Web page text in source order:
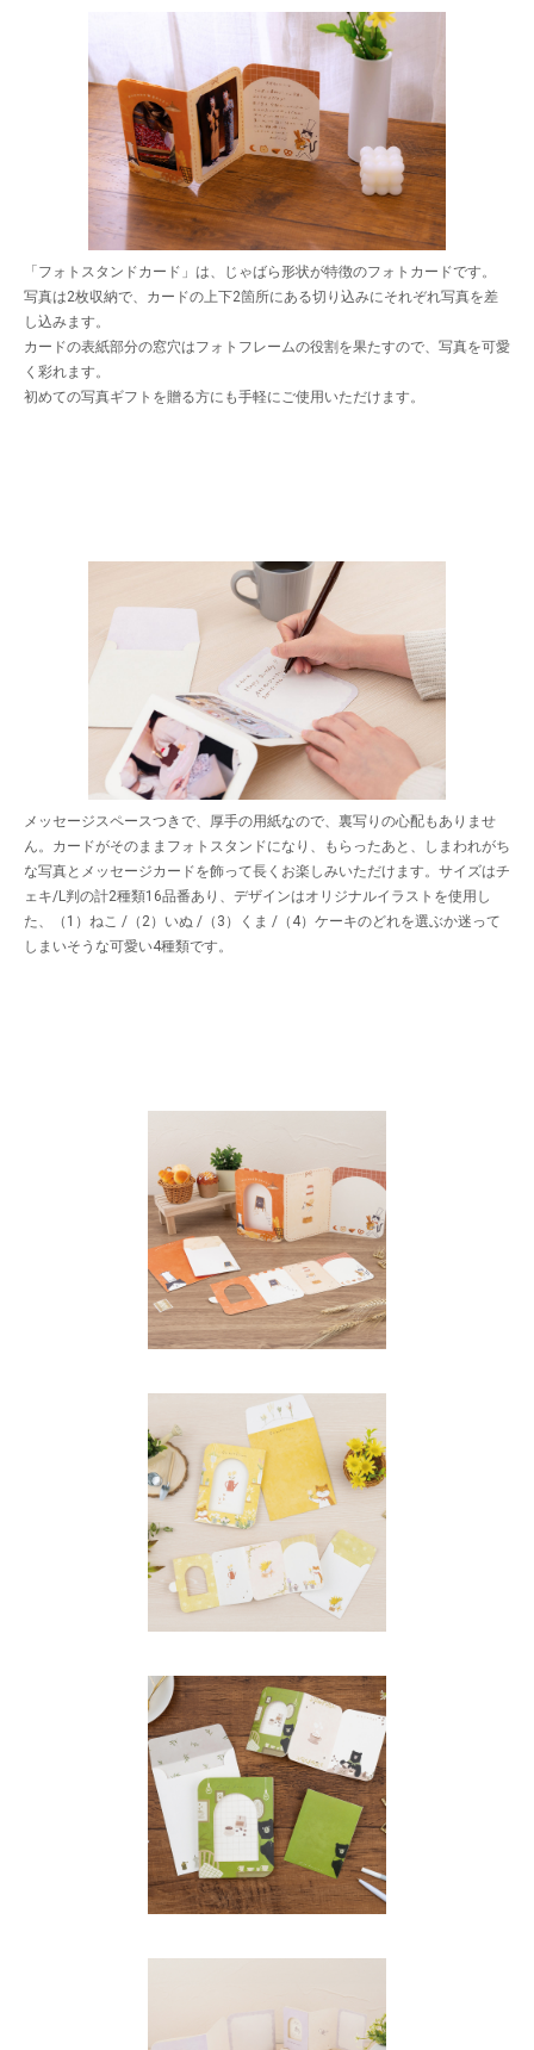
「フォトスタンドカード」は、じゃばら形状が特徴のフォトカードです。
写真は2枚収納で、カードの上下2箇所にある切り込みにそれぞれ写真を差
し込みます。
カードの表紙部分の窓穴はフォトフレームの役割を果たすので、写真を可愛
く彩れます。
初めての写真ギフトを贈る方にも手軽にご使用いただけます。
メッセージスペースつきで、厚手の用紙なので、裏写りの心配もありませ
ん。カードがそのままフォトスタンドになり、もらったあと、しまわれがち
な写真とメッセージカードを飾って長くお楽しみいただけます。サイズはチ
ェキ/L判の計2種類16品番あり、デザインはオリジナルイラストを使用し
た、（1）ねこ /（2）いぬ /（3）くま /（4）ケーキのどれを選ぶか迷って
しまいそうな可愛い4種類です。